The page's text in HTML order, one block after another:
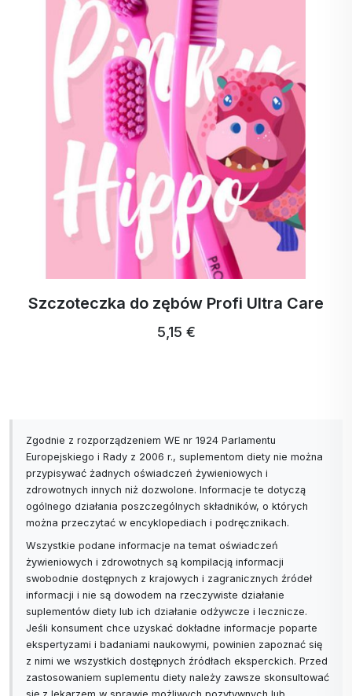
pewność siebie, odporność i pewność siebie
podnosi na duchu
usuwa negatywny bagaż energetyczny, przerywa
negatywne więzi, aby można było nawiązać nowe,
zdrowe połączenia
WSKAZÓWKI DOTYCZĄCE STOSOWANIA I
ODPOWIEDNIE KOMBINACJE:
Płukanie gardła (ZAWSZE!!!) - gardło, afty, halitoza
Wdychanie - 1 litr wrzącej wody + 10 litrów EO +
mięta, tymianek/rozmaryn
Cynamon, szałwia, goździk, geranium, lawenda,
cytryna, mirra, drzewo różane
Główne składniki olejku eterycznego:
TERPINEN-4-OL 30 - 48%
ALFA + BETA - TERPINEN 20 - 30%
1.8 CINEOL do 4%
LIMONENE˟ do 4%
LINALOOL˟ mniej niż 1%
alergeny˟
Ważna uwaga:
Szczoteczka do zębów Profi Ultra Care
5,15 €
Zgodnie z rozporządzeniem WE nr 1924 Parlamentu
Europejskiego i Rady z 2006 r., suplementom diety nie można
przypisywać żadnych oświadczeń żywieniowych i
zdrowotnych innych niż dozwolone. Informacje te dotyczą
ogólnego działania poszczególnych składników, o których
można przeczytać w encyklopediach i podręcznikach.
Wszystkie podane informacje na temat oświadczeń
żywieniowych i zdrowotnych są kompilacją informacji
swobodnie dostępnych z krajowych i zagranicznych źródeł
informacji i nie są dowodem na rzeczywiste działanie
suplementów diety lub ich działanie odżywcze i lecznicze.
Jeśli konsument chce uzyskać dokładne informacje poparte
ekspertyzami i badaniami naukowymi, powinien zapoznać się
z nimi we wszystkich dostępnych źródłach eksperckich. Przed
zastosowaniem suplementu diety należy zawsze skonsultować